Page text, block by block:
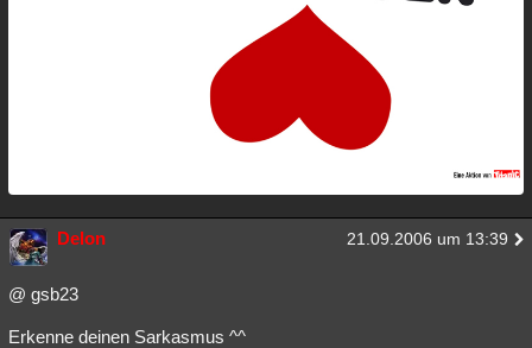
Delon 21.09.2006 um 13:39
@ gsb23
Erkenne deinen Sarkasmus ^^